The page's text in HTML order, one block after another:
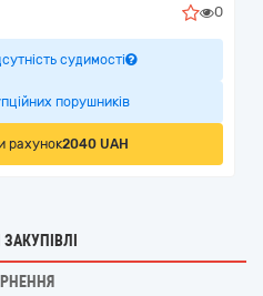
0
судимості
порушників
рахунок2040 UAH